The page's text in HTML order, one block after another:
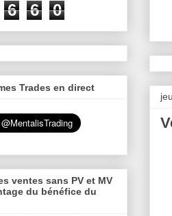
6 6 0
Trades en direct
ventes sans PV et MV
du bénéfice du